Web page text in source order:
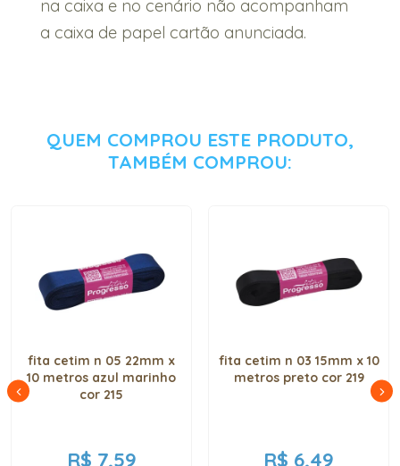
na caixa e no cenário não acompanham
a caixa de papel cartão anunciada.
QUEM COMPROU ESTE PRODUTO,
TAMBÉM COMPROU:
fita cetim n 05 22mm x
10 metros azul marinho
cor 215
R$ 7,59
fita cetim n 03 15mm x 10
metros preto cor 219
R$ 6,49